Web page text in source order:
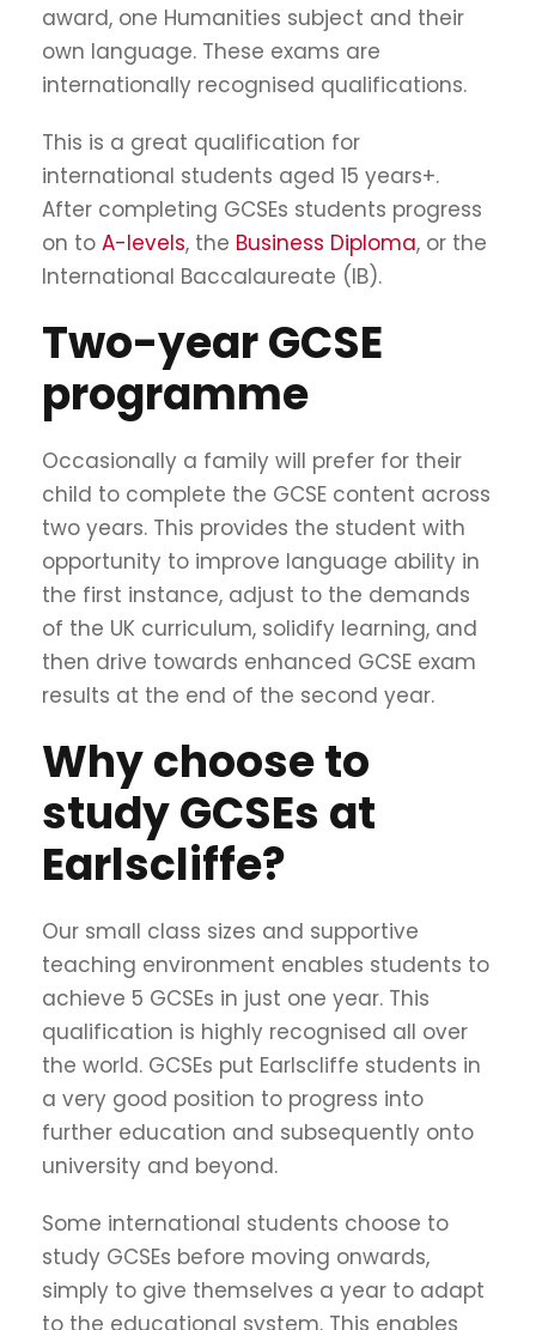
award, one Humanities subject and their
own language. These exams are
internationally recognised qualifications.
This is a great qualification for
international students aged 15 years+.
After completing GCSEs students progress
on to A-levels, the Business Diploma, or the
International Baccalaureate (IB).
Two-year GCSE
programme
Occasionally a family will prefer for their
child to complete the GCSE content across
two years. This provides the student with
opportunity to improve language ability in
the first instance, adjust to the demands
of the UK curriculum, solidify learning, and
then drive towards enhanced GCSE exam
results at the end of the second year.
Why choose to
study GCSEs at
Earlscliffe?
Our small class sizes and supportive
teaching environment enables students to
achieve 5 GCSEs in just one year. This
qualification is highly recognised all over
the world. GCSEs put Earlscliffe students in
a very good position to progress into
further education and subsequently onto
university and beyond.
Some international students choose to
study GCSEs before moving onwards,
simply to give themselves a year to adapt
to the educational system. This enables